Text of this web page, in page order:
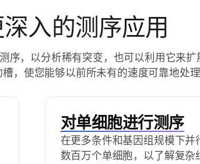
入的测序应用
序，以分析稀有突变，也可以利用它来
，使您能够以前所未有的速度可靠地处理
对单细胞进行测序
在更多条件和基因组规模下并
数百万个单细胞，以了解复杂